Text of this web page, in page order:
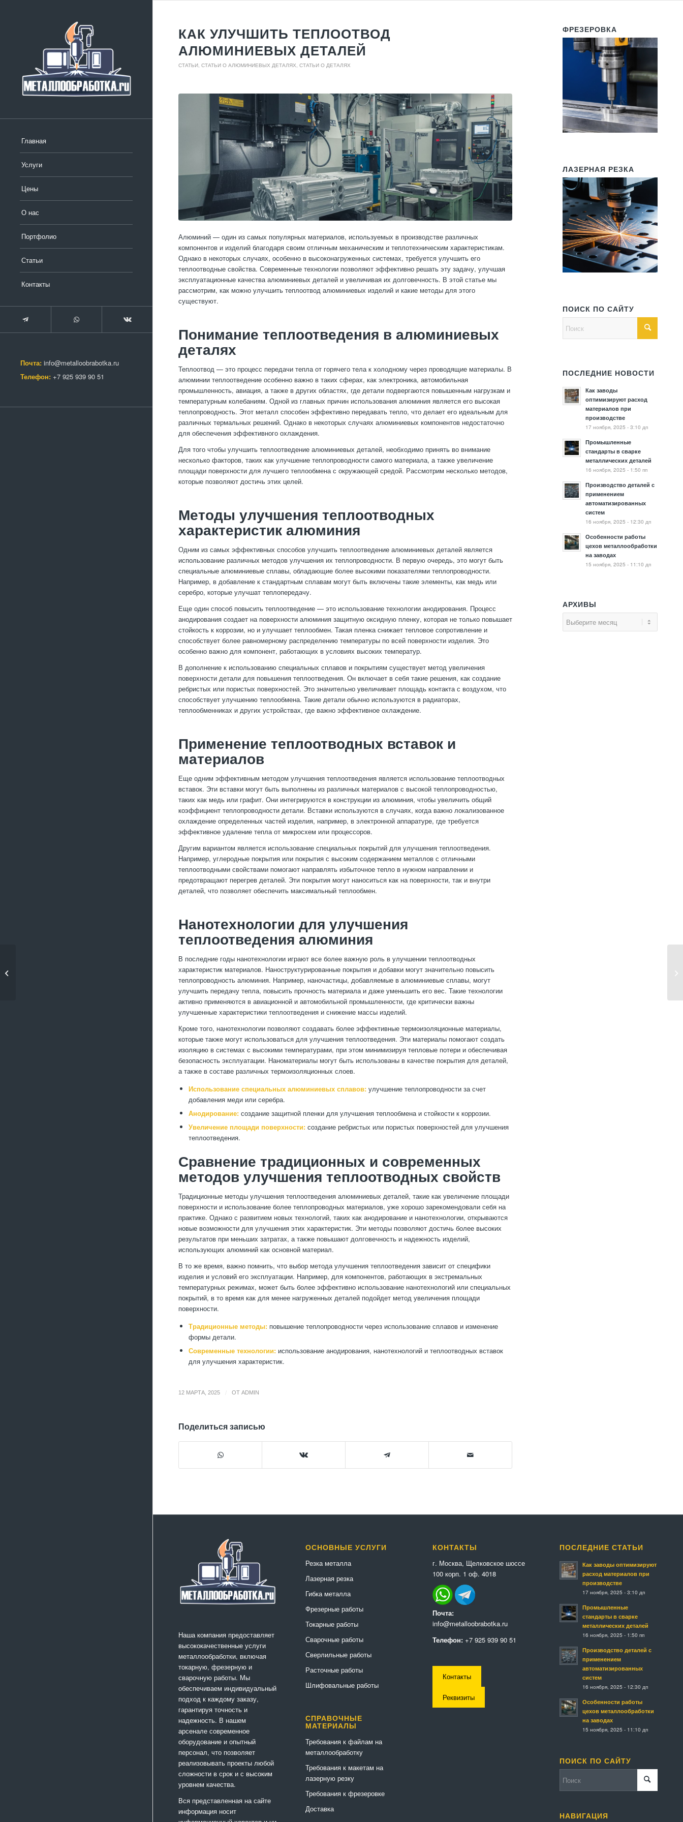
Главная
Услуги
Цены
О нас
Портфолио
Статьи
Контакты
Почта: info@metalloobrabotka.ru
Телефон: +7 925 939 90 51
КАК УЛУЧШИТЬ ТЕПЛООТВОД
АЛЮМИНИЕВЫХ ДЕТАЛЕЙ
СТАТЬИ СТАТЬИ О АЛЮМИНИЕВЫХ ДЕТАЛЯХ СТАТЬИ О ДЕТАЛЯХ
Алюминий — один из самых популярных материалов, используемых в производстве различных
компонентов и изделий благодаря своим отличным механическим и теплотехническим характеристикам.
Однако в некоторых случаях, особенно в высоконагруженных системах, требуется улучшить его
теплоотводные свойства. Современные технологии позволяют эффективно решать эту задачу, улучшая
эксплуатационные качества алюминиевых деталей и увеличивая их долговечность. В этой статье мы
рассмотрим, как можно улучшить теплоотвод алюминиевых изделий и какие методы для этого
существуют.
Понимание теплоотведения в алюминиевых
деталях
Теплоотвод — это процесс передачи тепла от горячего тела к холодному через проводящие материалы. В
алюминии теплоотведение особенно важно в таких сферах, как электроника, автомобильная
промышленность, авиация, а также в других областях, где детали подвергаются повышенным нагрузкам и
температурным колебаниям. Одной из главных причин использования алюминия является его высокая
теплопроводность. Этот металл способен эффективно передавать тепло, что делает его идеальным для
различных термальных решений. Однако в некоторых случаях алюминиевых компонентов недостаточно
для обеспечения эффективного охлаждения.
Для того чтобы улучшить теплоотведение алюминиевых деталей, необходимо принять во внимание
несколько факторов, таких как улучшение теплопроводности самого материала, а также увеличение
площади поверхности для лучшего теплообмена с окружающей средой. Рассмотрим несколько методов,
которые позволяют достичь этих целей.
Методы улучшения теплоотводных
характеристик алюминия
Одним из самых эффективных способов улучшить теплоотведение алюминиевых деталей является
использование различных методов улучшения их теплопроводности. В первую очередь, это могут быть
специальные алюминиевые сплавы, обладающие более высокими показателями теплопроводности.
Например, в добавление к стандартным сплавам могут быть включены такие элементы, как медь или
серебро, которые улучшат теплопередачу.
Еще один способ повысить теплоотведение — это использование технологии анодирования. Процесс
анодирования создает на поверхности алюминия защитную оксидную пленку, которая не только повышает
стойкость к коррозии, но и улучшает теплообмен. Такая пленка снижает тепловое сопротивление и
способствует более равномерному распределению температуры по всей поверхности изделия. Это
особенно важно для компонент, работающих в условиях высоких температур.
В дополнение к использованию специальных сплавов и покрытиям существует метод увеличения
поверхности детали для повышения теплоотведения. Он включает в себя такие решения, как создание
ребристых или пористых поверхностей. Это значительно увеличивает площадь контакта с воздухом, что
способствует улучшению теплообмена. Такие детали обычно используются в радиаторах,
теплообменниках и других устройствах, где важно эффективное охлаждение.
Применение теплоотводных вставок и
материалов
Еще одним эффективным методом улучшения теплоотведения является использование теплоотводных
вставок. Эти вставки могут быть выполнены из различных материалов с высокой теплопроводностью,
таких как медь или графит. Они интегрируются в конструкции из алюминия, чтобы увеличить общий
коэффициент теплопроводности детали. Вставки используются в случаях, когда важно локализованное
охлаждение определенных частей изделия, например, в электронной аппаратуре, где требуется
эффективное удаление тепла от микросхем или процессоров.
Другим вариантом является использование специальных покрытий для улучшения теплоотведения.
Например, углеродные покрытия или покрытия с высоким содержанием металлов с отличными
теплоотводными свойствами помогают направлять избыточное тепло в нужном направлении и
предотвращают перегрев деталей. Эти покрытия могут наноситься как на поверхности, так и внутри
деталей, что позволяет обеспечить максимальный теплообмен.
Нанотехнологии для улучшения
теплоотведения алюминия
В последние годы нанотехнологии играют все более важную роль в улучшении теплоотводных
характеристик материалов. Наноструктурированные покрытия и добавки могут значительно повысить
теплопроводность алюминия. Например, наночастицы, добавляемые в алюминиевые сплавы, могут
улучшить передачу тепла, повысить прочность материала и даже уменьшить его вес. Такие технологии
активно применяются в авиационной и автомобильной промышленности, где критически важны
улучшенные характеристики теплоотведения и снижение массы изделий.
Кроме того, нанотехнологии позволяют создавать более эффективные термоизоляционные материалы,
которые также могут использоваться для улучшения теплоотведения. Эти материалы помогают создать
изоляцию в системах с высокими температурами, при этом минимизируя тепловые потери и обеспечивая
безопасность эксплуатации. Наноматериалы могут быть использованы в качестве покрытия для деталей,
а также в составе различных термоизоляционных слоев.
Использование специальных алюминиевых сплавов: улучшение теплопроводности за счет
добавления меди или серебра.
Анодирование: создание защитной пленки для улучшения теплообмена и стойкости к коррозии.
Увеличение площади поверхности: создание ребристых или пористых поверхностей для улучшения
теплоотведения.
Сравнение традиционных и современных
методов улучшения теплоотводных свойств
Традиционные методы улучшения теплоотведения алюминиевых деталей, такие как увеличение площади
поверхности и использование более теплопроводных материалов, уже хорошо зарекомендовали себя на
практике. Однако с развитием новых технологий, таких как анодирование и нанотехнологии, открываются
новые возможности для улучшения этих характеристик. Эти методы позволяют достичь более высоких
результатов при меньших затратах, а также повышают долговечность и надежность изделий,
использующих алюминий как основной материал.
В то же время, важно помнить, что выбор метода улучшения теплоотведения зависит от специфики
изделия и условий его эксплуатации. Например, для компонентов, работающих в экстремальных
температурных режимах, может быть более эффективно использование нанотехнологий или специальных
покрытий, в то время как для менее нагруженных деталей подойдет метод увеличения площади
поверхности.
Традиционные методы: повышение теплопроводности через использование сплавов и изменение
формы детали.
Современные технологии: использование анодирования, нанотехнологий и теплоотводных вставок
для улучшения характеристик.
12 МАРТА, 2025 ОТ ADMIN
Поделиться записью
ФРЕЗЕРОВКА
ЛАЗЕРНАЯ РЕЗКА
ПОИСК ПО САЙТУ
ПОСЛЕДНИЕ НОВОСТИ
Как заводы
оптимизируют расход
материалов при
производстве
17 ноября, 2025 - 3:10 дп
Промышленные
стандарты в сварке
металлических деталей
16 ноября, 2025 - 1:50 пп
Производство деталей с
применением
автоматизированных
систем
16 ноября, 2025 - 12:30 дп
Особенности работы
цехов металлообработки
на заводах
15 ноября, 2025 - 11:10 дп
АРХИВЫ
Наша компания предоставляет
высококачественные услуги
металлообработки, включая
токарную, фрезерную и
сварочную работы. Мы
обеспечиваем индивидуальный
подход к каждому заказу,
гарантируя точность и
надежность. В нашем
арсенале современное
оборудование и опытный
персонал, что позволяет
реализовывать проекты любой
сложности в срок и с высоким
уровнем качества.
Вся представленная на сайте
информация носит
ОСНОВНЫЕ УСЛУГИ
Резка металла
Лазерная резка
Гибка металла
Фрезерные работы
Токарные работы
Сварочные работы
Сверлильные работы
Расточные работы
Шлифовальные работы
СПРАВОЧНЫЕ
МАТЕРИАЛЫ
Требования к файлам на
металлообработку
Требования к макетам на
лазерную резку
Требования к фрезеровке
Доставка
КОНТАКТЫ
г. Москва, Щелковское шоссе
100 корп. 1 оф. 4018
Почта:
info@metalloobrabotka.ru
Телефон: +7 925 939 90 51
Контакты
Реквизиты
ПОСЛЕДНИЕ СТАТЬИ
Как заводы оптимизируют
расход материалов при
производстве
17 ноября, 2025 - 3:10 дп
Промышленные
стандарты в сварке
металлических деталей
16 ноября, 2025 - 1:50 пп
Производство деталей с
применением
автоматизированных
систем
16 ноября, 2025 - 12:30 дп
Особенности работы
цехов металлообработки
на заводах
15 ноября, 2025 - 11:10 дп
ПОИСК ПО САЙТУ
НАВИГАЦИЯ